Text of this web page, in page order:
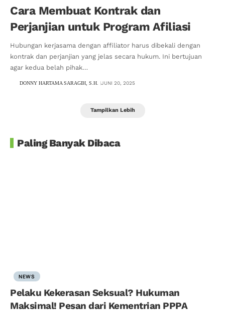
Cara Membuat Kontrak dan
Perjanjian untuk Program Afiliasi
Hubungan kerjasama dengan affiliator harus dibekali dengan
kontrak dan perjanjian yang jelas secara hukum. Ini bertujuan
agar kedua belah pihak…
DONNY HARTAMA SARAGIH, S.H. JUNI 20, 2025
Tampilkan Lebih
Paling Banyak Dibaca
NEWS
Pelaku Kekerasan Seksual? Hukuman
Maksimal! Pesan dari Kementrian PPPA